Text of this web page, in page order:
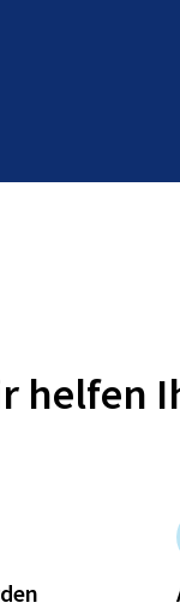
helfen